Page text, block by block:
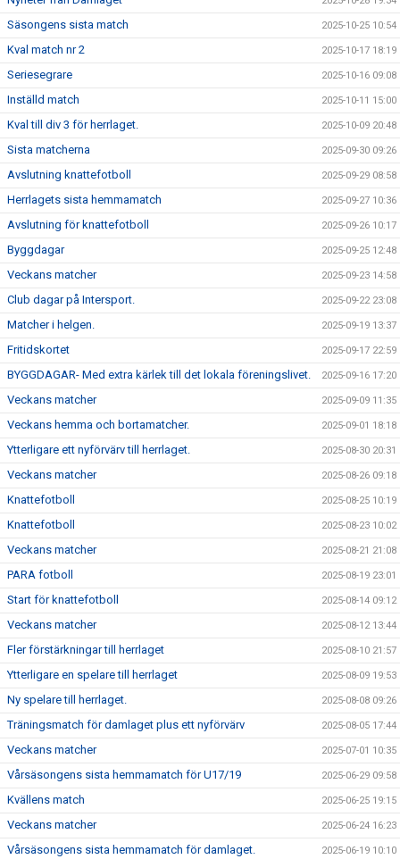
Säsongens sista match 2025-10-25 10:54
Kval match nr 2 2025-10-17 18:19
Seriesegrare 2025-10-16 09:08
Inställd match 2025-10-11 15:00
Kval till div 3 för herrlaget. 2025-10-09 20:48
Sista matcherna 2025-09-30 09:26
Avslutning knattefotboll 2025-09-29 08:58
Herrlagets sista hemmamatch 2025-09-27 10:36
Avslutning för knattefotboll 2025-09-26 10:17
Byggdagar 2025-09-25 12:48
Veckans matcher 2025-09-23 14:58
Club dagar på Intersport. 2025-09-22 23:08
Matcher i helgen. 2025-09-19 13:37
Fritidskortet 2025-09-17 22:59
BYGGDAGAR- Med extra kärlek till det lokala föreningslivet. 2025-09-16 17:20
Veckans matcher 2025-09-09 11:35
Veckans hemma och bortamatcher. 2025-09-01 18:18
Ytterligare ett nyförvärv till herrlaget. 2025-08-30 20:31
Veckans matcher 2025-08-26 09:18
Knattefotboll 2025-08-25 10:19
Knattefotboll 2025-08-23 10:02
Veckans matcher 2025-08-21 21:08
PARA fotboll 2025-08-19 23:01
Start för knattefotboll 2025-08-14 09:12
Veckans matcher 2025-08-12 13:44
Fler förstärkningar till herrlaget 2025-08-10 21:57
Ytterligare en spelare till herrlaget 2025-08-09 19:53
Ny spelare till herrlaget. 2025-08-08 09:26
Träningsmatch för damlaget plus ett nyförvärv 2025-08-05 17:44
Veckans matcher 2025-07-01 10:35
Vårsäsongens sista hemmamatch för U17/19 2025-06-29 09:58
Kvällens match 2025-06-25 19:15
Veckans matcher 2025-06-24 16:23
Vårsäsongens sista hemmamatch för damlaget. 2025-06-19 10:10